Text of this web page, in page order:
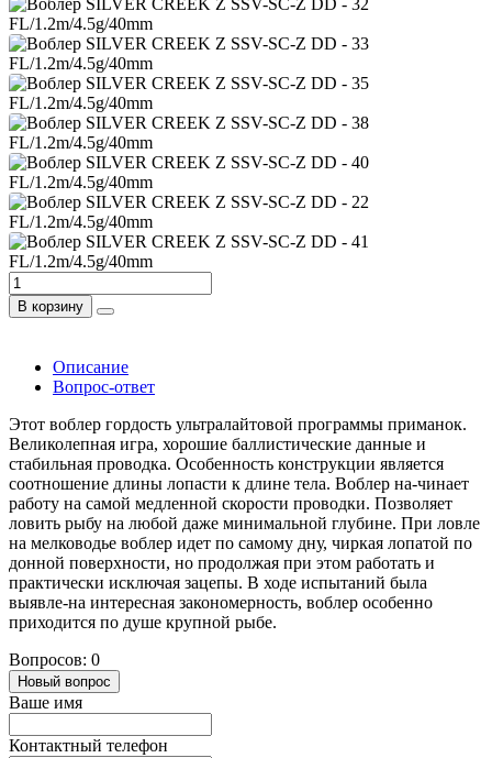
В корзину
Описание
Вопрос-ответ
Этот воблер гордость ультралайтовой программы приманок.
Великолепная игра, хорошие баллистические данные и
стабильная проводка. Особенность конструкции является
соотношение длины лопасти к длине тела. Воблер на-чинает
работу на самой медленной скорости проводки. Позволяет
ловить рыбу на любой даже минимальной глубине. При ловле
на мелководье воблер идет по самому дну, чиркая лопатой по
донной поверхности, но продолжая при этом работать и
практически исключая зацепы. В ходе испытаний была
выявле-на интересная закономерность, воблер особенно
приходится по душе крупной рыбе.
Вопросов: 0
Новый вопрос
Ваше имя
Контактный телефон